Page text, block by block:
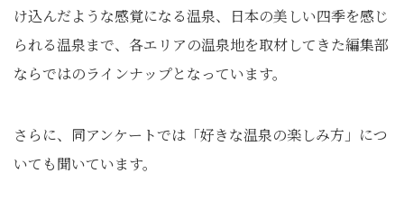
け込んだような感覚になる温泉、日本の美しい四季を感じ
られる温泉まで、各エリアの温泉地を取材してきた編集部
ならではのラインナップとなっています。
さらに、同アンケートでは「好きな温泉の楽しみ方」につ
いても聞いています。